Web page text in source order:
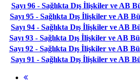
Sayı 96 - Sağlıkta Dış İlişkiler ve AB
Sayı 95 - Sağlıkta Dış İlişkiler ve AB
Sayı 94 - Sağlıkta Dış İlişkiler ve AB
Sayı 93 - Sağlıkta Dış İlişkiler ve AB
Sayı 92 - Sağlıkta Dış İlişkiler ve AB
Sayı 91 - Sağlıkta Dış İlişkiler ve AB